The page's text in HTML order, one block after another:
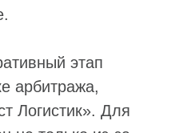
этап
арбитража,
Логистик». Для